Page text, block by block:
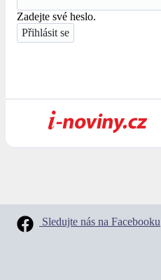
Zadejte své heslo.
Sledujte nás na Facebooku